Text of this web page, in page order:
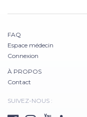
FAQ
Espace médecin
Connexion
À PROPOS
Contact
SUIVEZ-NOUS :